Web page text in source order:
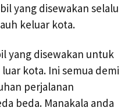
yang disewakan selalu
keluar kota.
yang disewakan untuk
kota. Ini semua demi
perjalanan
beda. Manakala anda